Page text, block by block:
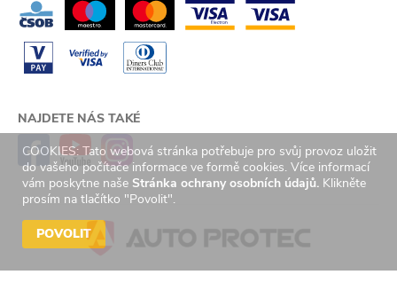
COOKIES: Tato webová stránka potřebuje pro svůj provoz uložit
do vašeho počítače informace ve formě cookies. Více informací
vám poskytne naše Stránka ochrany osobních údajů. Klikněte
prosím na tlačítko "Povolit".
POVOLIT
NAJDETE NÁS TAKÉ